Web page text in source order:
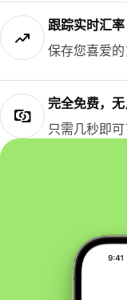
跟踪实时汇率
保存您喜爱
完全免费，
只需几秒即